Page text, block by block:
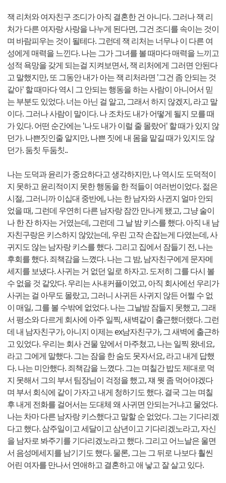
잭 리처와 여자친구 조디가 아직 결혼한 건 아니다. 그러나 잭 리
처가 다른 여자랑 사랑을 나누게 된다면, 그건 조디를 속이는 것이
며 바람피우는 것이 될테다. 그런데 잭 리처는 너무나 이 다른 여
성에게 매력을 느낀다. 나는 그가 그녀를 볼 때마다 매력을 느끼고
성적 욕망을 갖게 되는걸 지켜보면서, 잭 리처에게 그러면 안된다
고 말했지만, 또 그동안 내가 아는 잭 리처라면 '그건 좀 안되는 것
같아' 할 때마다 역시 그 안되는 행동을 하는 사람이 아니어서 믿
는 부분도 있었다. 너는 아닌 걸 알고, 그래서 하지 않겠지, 라고 말
이다. 그러나 사람이 말이다. 나 조차도 내가 어떻게 될지 모를 때
가 있다. 어떤 순간에는 '나도 내가 이럴 줄 몰랐어' 할 때가 있지 않
던가. 나쁜짓인줄 알지만, 나쁜 짓에 내 몸을 맡길 때가 있지도 않
던가. 둠칫 두둠칫..
나는 도덕과 윤리가 중요하다고 생각하지만, 나 역시도 도덕적이
지 못하고 윤리적이지 못한 행동을 한 적들이 여러번이었다. 젊은
시절, 그러니까 이십대 중반에, 나는 한 남자와 사귄지 얼마 안되
었을 때, 그런데 우연히 다른 남자랑 잠깐 만나게 됐고, 그냥 술이
나 한 잔 하자는 거였는데, 그런데 그 날 밤 키스를 했다. 아직 내 남
자친구랑은 키스하지 않았는데, 우린 고작 손잡는게 다였는데, 사
귀지도 않는 남자랑 키스를 했다. 그리고 집에서 잠들기 전, 나는
후회를 했다. 죄책감을 느꼈다. 나는 그 밤, 남자친구에게 문자메
세지를 보냈다. 사귀는 거 없던 일로 하자고. 도저히 그를 다시 볼
수 없을 것 같았다. 우리는 사내커플이었고, 아직 회사에선 우리가
사귀는 걸 아무도 몰랐고, 그러니 사귀든 사귀지 않든 어쩔 수 없
이 매일, 그를 볼 수밖에 없었다. 나는 그날밤 잠들지 못했고, 그래
서 평소와 다르게 회사에 아주 일찍, 새벽같이 출근했더랬다. 그런
데 내 남자친구가, 아니지 이제는 ex남자친구가, 그 새벽에 출근하
고 있었다. 우리는 회사 건물 앞에서 마주쳤고, 나는 일찍 왔네요,
라고 그에게 말했다. 그는 잠을 한 숨도 못자서요, 라고 내게 답했
다. 나는 미안했다. 죄책감을 느꼈다. 그는 며칠간 밥도 제대로 먹
지 못해서 그의 부서 팀장님이 걱정을 했고, 쟤 뭣 좀 먹어야겠다
며 부서 회식에 같이 가자고 내게 청하기도 했다. 결국 그는 며칠
후 내게 전화를 걸어서는 도대체 왜 사귀면 안되는거냐고 물었다.
나는 차마 다른 남자랑 키스했다고 말할 순 없었다. 그는 기다리겠
다고 했다. 삼주일이고 세달이고 삼년이고 기다리겠노라고, 자신
을 남자로 봐주기를 기다리겠노라고 했다. 그리고 어느날은 울면
서 음성메세지를 남기기도 했다. 물론, 그는 그 뒤로 나보다 훨씬
어린 여자를 만나서 연애하고 결혼하고 애 낳고 잘 살고 있다.